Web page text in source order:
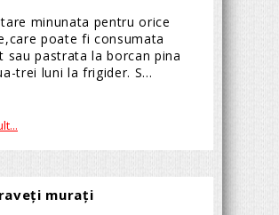
minunata pentru orice
poate fi consumata
sau pastrata la borcan pina
trei luni la frigider. S...
murați